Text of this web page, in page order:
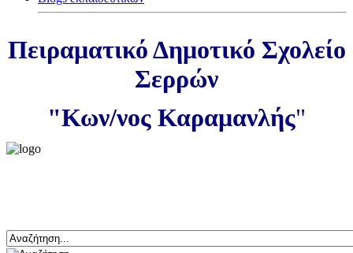
Πειραματικό Δημοτικό Σχολείο
Σερρών
"Κων/νος Καραμανλής"